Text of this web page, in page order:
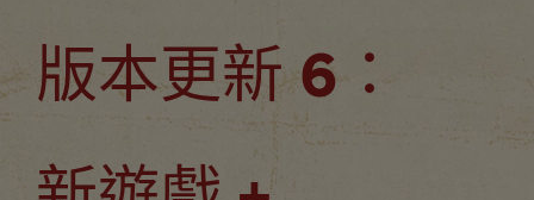
版本更新 6：